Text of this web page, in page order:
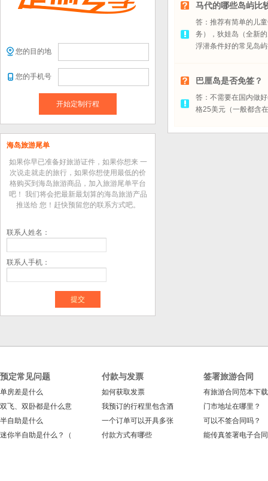
您的目的地
您的手机号
开始定制行程
海岛旅游尾单
如果你早已准备好旅游证件，如果你想来 一
次说走就走的旅行，如果你想使用最低的价
格购买到海岛旅游商品，加入旅游尾单平台
吧！ 我们将会把最新最划算的海岛旅游产品
推送给 您！赶快预留您的联系方式吧。
联系人姓名：
联系人手机：
马代的哪些岛屿比
答：推荐有简单的儿
务），狄娃岛（全新
浮潜条件好的常见岛
巴厘岛是否免签？
答：不需要在国内做
格25美元（一般都含
预定常见问题
单房差是什么
双飞、双卧都是什么意
半自助是什么
迷你半自助是什么？（
付款与发票
如何获取发票
我预订的行程里包含酒
一个订单可以开具多张
付款方式有哪些
签署旅游合同
有旅游合同范本下
门市地址在哪里？
可以不签合同吗？
能传真签署电子合